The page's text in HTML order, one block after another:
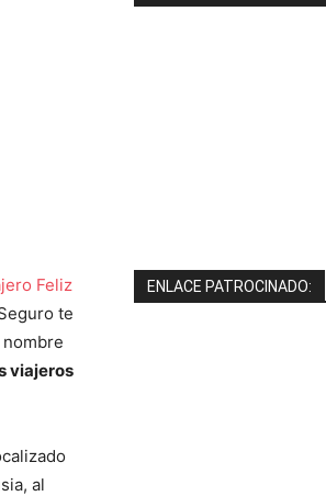
Feliz
te
viajeros
al
ENLACE PATROCINADO: